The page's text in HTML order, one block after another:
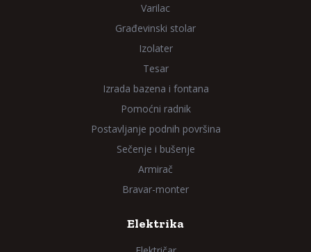
Varilac
Građevinski stolar
Izolater
Tesar
Izrada bazena i fontana
Pomoćni radnik
Postavljanje podnih površina
Sečenje i bušenje
Armirač
Bravar-monter
Elektrika